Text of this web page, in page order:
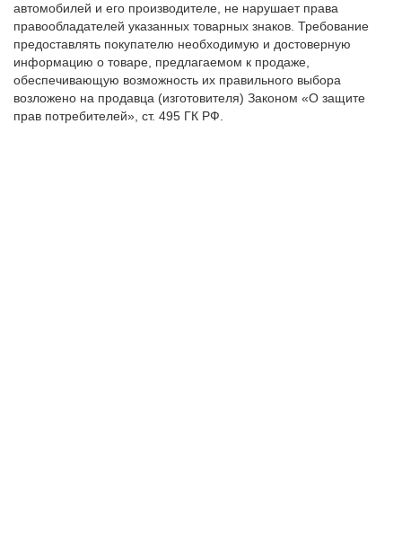
автомобилей и его производителе, не нарушает права
правообладателей указанных товарных знаков. Требование
предоставлять покупателю необходимую и достоверную
информацию о товаре, предлагаемом к продаже,
обеспечивающую возможность их правильного выбора
возложено на продавца (изготовителя) Законом «О защите
прав потребителей», ст. 495 ГК РФ.